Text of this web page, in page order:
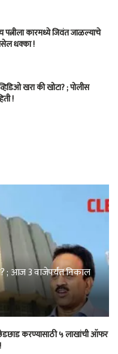
कारमध्ये जिवंत जाळल्याचे
धक्का !
खरा की खोटा? ; पोलीस
!
; आज 3 वाजेपर्यंत निकाल
छेडछाड करण्यासाठी ५ लाखांची ऑफर